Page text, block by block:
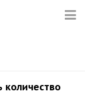
количество